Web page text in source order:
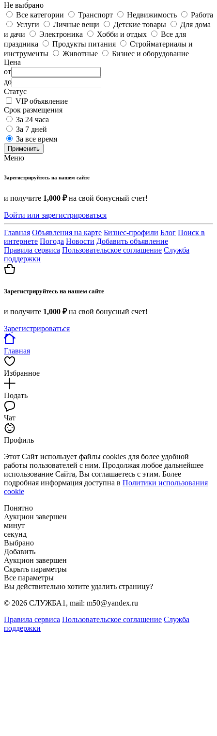
Не выбрано
Все категории
Транспорт Недвижимость
Работа
Услуги
Личные вещи Детские товары
Для дома
и дачи
Электроника Хобби и отдых
Все для
праздника
Продукты питания
Стройматериалы и
инструменты
Животные
Бизнес и оборудование
Цена
от
до
Статус
VIP объявление
Срок размещения
За 24 часа
За 7 дней
За все время
Применить
Меню
Зарегистрируйтесь на нашем сайте
и получите 1,000 ₽на свой бонусный счет!
Войти или зарегистрироваться
Главная Объявления на карте Бизнес-профили Блог Поиск в
интернете Погода Новости Добавить объявление
Правила сервиса Пользовательское соглашение Служба
поддержки
Зарегистрируйтесь на нашем сайте
и получите 1,000 ₽на свой бонусный счет!
Зарегистрироваться
Главная
Избранное
Подать
Чат
Профиль
Этот Сайт использует файлы cookies для более удобной
работы пользователей с ним. Продолжая любое дальнейшее
использование Сайта, Вы соглашаетесь с этим. Более
подробная информация доступна в Политики использования
cookie
Понятно
Аукцион завершен
минут
секунд
Выбрано
Добавить
Аукцион завершен
Скрыть параметры
Все параметры
Вы действительно хотите удалить страницу?
© 2026 СЛУЖБА1, mail: m50@yandex.ru
Правила сервиса Пользовательское соглашение Служба
поддержки